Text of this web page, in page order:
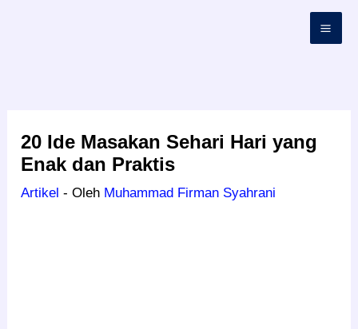
20 Ide Masakan Sehari Hari yang
Enak dan Praktis
Artikel - Oleh Muhammad Firman Syahrani